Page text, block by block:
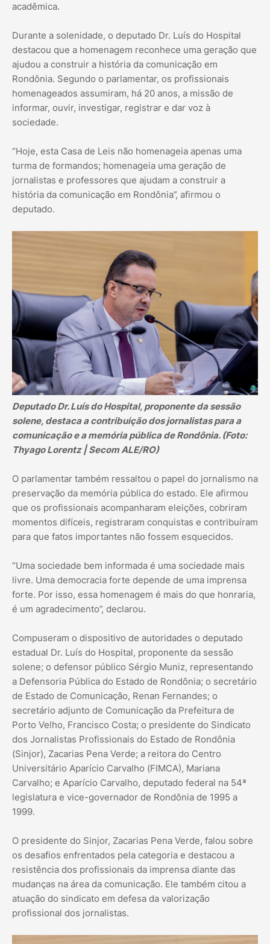
acadêmica.
Durante a solenidade, o deputado Dr. Luís do Hospital
destacou que a homenagem reconhece uma geração que
ajudou a construir a história da comunicação em
Rondônia. Segundo o parlamentar, os profissionais
homenageados assumiram, há 20 anos, a missão de
informar, ouvir, investigar, registrar e dar voz à
sociedade.
“Hoje, esta Casa de Leis não homenageia apenas uma
turma de formandos; homenageia uma geração de
jornalistas e professores que ajudam a construir a
história da comunicação em Rondônia”, afirmou o
deputado.
Deputado Dr. Luís do Hospital, proponente da sessão
solene, destaca a contribuição dos jornalistas para a
comunicação e a memória pública de Rondônia. (Foto:
Thyago Lorentz | Secom ALE/RO)
O parlamentar também ressaltou o papel do jornalismo na
preservação da memória pública do estado. Ele afirmou
que os profissionais acompanharam eleições, cobriram
momentos difíceis, registraram conquistas e contribuíram
para que fatos importantes não fossem esquecidos.
“Uma sociedade bem informada é uma sociedade mais
livre. Uma democracia forte depende de uma imprensa
forte. Por isso, essa homenagem é mais do que honraria,
é um agradecimento”, declarou.
Compuseram o dispositivo de autoridades o deputado
estadual Dr. Luís do Hospital, proponente da sessão
solene; o defensor público Sérgio Muniz, representando
a Defensoria Pública do Estado de Rondônia; o secretário
de Estado de Comunicação, Renan Fernandes; o
secretário adjunto de Comunicação da Prefeitura de
Porto Velho, Francisco Costa; o presidente do Sindicato
dos Jornalistas Profissionais do Estado de Rondônia
(Sinjor), Zacarias Pena Verde; a reitora do Centro
Universitário Aparício Carvalho (FIMCA), Mariana
Carvalho; e Aparício Carvalho, deputado federal na 54ª
legislatura e vice-governador de Rondônia de 1995 a
1999.
O presidente do Sinjor, Zacarias Pena Verde, falou sobre
os desafios enfrentados pela categoria e destacou a
resistência dos profissionais da imprensa diante das
mudanças na área da comunicação. Ele também citou a
atuação do sindicato em defesa da valorização
profissional dos jornalistas.